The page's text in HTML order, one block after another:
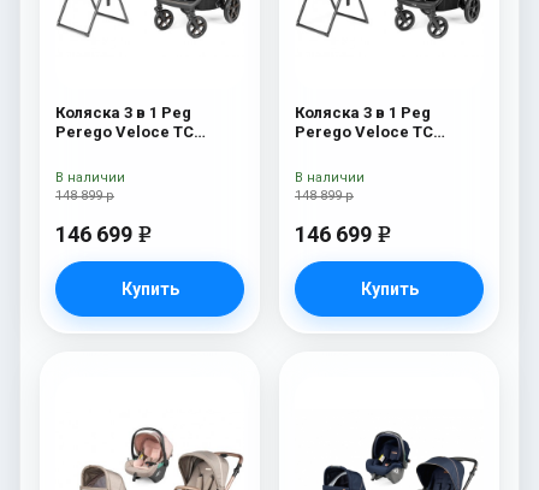
Коляска 3 в 1 Peg
Perego Veloce TC
Shine New
148 899 р
146 699 e
Купить
В наличии
Коляска 3 в 1 Peg
Perego Veloce TC
New
148 899 р
146 699 e
Купить
В наличии